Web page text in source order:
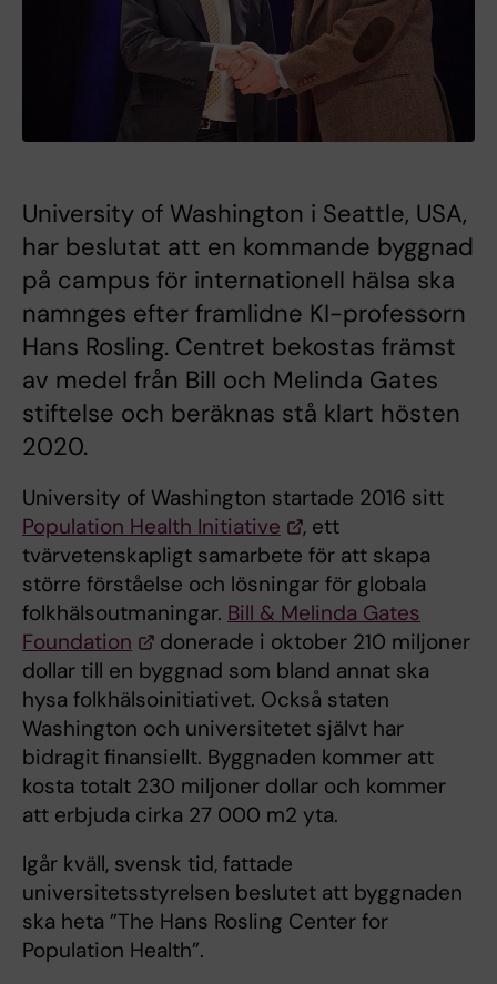
University of Washington i Seattle, USA,
har beslutat att en kommande byggnad
på campus för internationell hälsa ska
namnges efter framlidne KI-professorn
Hans Rosling. Centret bekostas främst
av medel från Bill och Melinda Gates
stiftelse och beräknas stå klart hösten
2020.
University of Washington startade 2016 sitt
Population Health Initiative
, ett
tvärvetenskapligt samarbete för att skapa
större förståelse och lösningar för globala
folkhälsoutmaningar. Bill & Melinda Gates
Foundation
donerade i oktober 210 miljoner
dollar till en byggnad som bland annat ska
hysa folkhälsoinitiativet. Också staten
Washington och universitetet självt har
bidragit finansiellt. Byggnaden kommer att
kosta totalt 230 miljoner dollar och kommer
att erbjuda cirka 27 000 m2 yta.
Igår kväll, svensk tid, fattade
universitetsstyrelsen beslutet att byggnaden
ska heta ”The Hans Rosling Center for
Population Health”.